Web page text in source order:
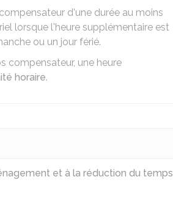
d'une durée au moins
lorsque l'heure supplémentaire est
ou un jour férié.
compensateur, une heure
horaire.
et à la réduction du temps